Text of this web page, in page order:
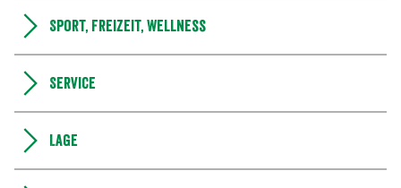
Sport, Freizeit, Wellness
Service
Lage